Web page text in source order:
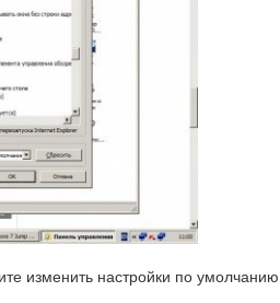
изменить настройки по умолчанию